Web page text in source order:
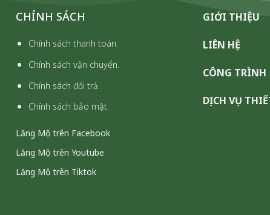
CHÍNH SÁCH
Chính sách thanh toán.
Chính sách vận chuyển.
Chính sách đổi trả.
Chính sách bảo mật.
Lăng Mộ trên Facebook
Lăng Mộ trên Youtube
Lăng Mộ trên Tiktok
GIỚI THIỆU
LIÊN HỆ
CÔNG TRÌNH
DỊCH VỤ